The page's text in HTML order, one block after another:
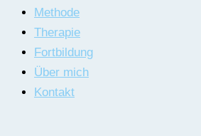
Methode
Therapie
Fortbildung
Über mich
Kontakt